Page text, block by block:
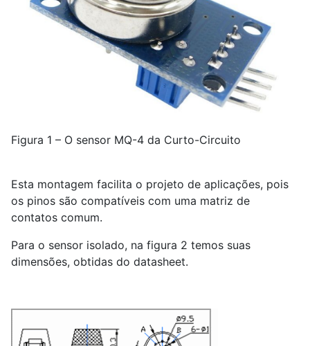
Figura 1 – O sensor MQ-4 da Curto-Circuito
Esta montagem facilita o projeto de aplicações, pois
os pinos são compatíveis com uma matriz de
contatos comum.
Para o sensor isolado, na figura 2 temos suas
dimensões, obtidas do datasheet.